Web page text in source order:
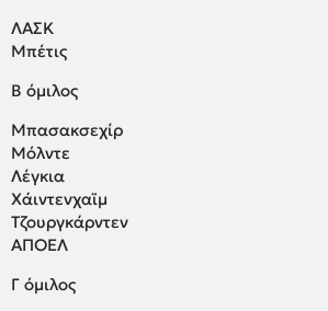
ΛΑΣΚ
Μπέτις
Β όμιλος
Μπασακσεχίρ
Μόλντε
Λέγκια
Χάιντενχαϊμ
Τζουργκάρντεν
ΑΠΟΕΛ
Γ όμιλος